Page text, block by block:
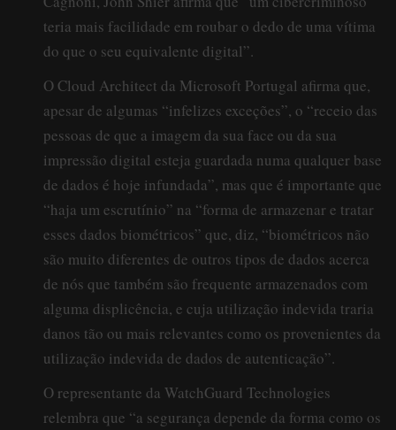
teria mais facilidade em roubar o dedo de uma vítima
do que o seu equivalente digital”.
O Cloud Architect da Microsoft Portugal afirma que,
apesar de algumas “infelizes exceções”, o “receio das
pessoas de que a imagem da sua face ou da sua
impressão digital esteja guardada numa qualquer base
de dados é hoje infundada”, mas que é importante que
“haja um escrutínio” na “forma de armazenar e tratar
esses dados biométricos” que, diz, “biométricos não
são muito diferentes de outros tipos de dados acerca
de nós que também são frequente armazenados com
alguma displicência, e cuja utilização indevida traria
danos tão ou mais relevantes como os provenientes da
utilização indevida de dados de autenticação”.
O representante da WatchGuard Technologies
relembra que “a segurança depende da forma como os